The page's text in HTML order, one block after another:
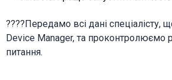
????Передамо всі дані спеціалісту,
Device Manager, та проконтролюємо
питання.